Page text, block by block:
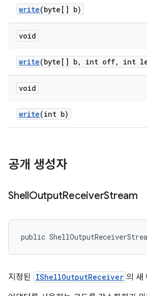
write(byte[] b)
void
write(byte[] b, int off, int
void
write(int b)
공개 생성자
ShellOutputReceiverStream
public
지정된 IShellOutputReceiver 의 새